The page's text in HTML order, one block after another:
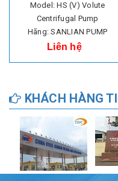
Model: HS (V) Volute
Centrifugal Pump
Hãng: SANLIAN PUMP
Liên hệ
KHÁCH HÀNG